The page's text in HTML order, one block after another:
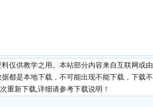
料仅供教学之用。本站部分内容来自互联网或
据都是本地下载，不可能出现不能下载，下载
重新下载,详细请参考下载说明！